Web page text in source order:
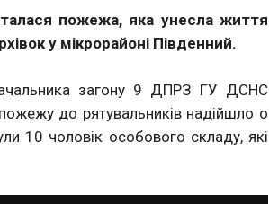
пожежа, яка унесла життя
у мікрорайоні Південний.
загону 9 ДПРЗ ГУ ДСНС
до рятувальників надійшло о
10 чоловік особового складу, які